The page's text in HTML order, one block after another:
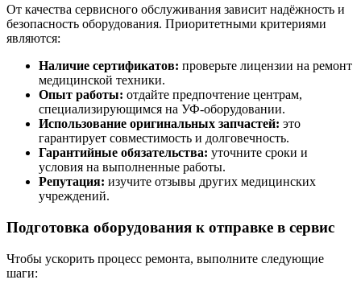
От качества сервисного обслуживания зависит надёжность и
безопасность оборудования. Приоритетными критериями
являются:
Наличие сертификатов: проверьте лицензии на ремонт
медицинской техники.
Опыт работы: отдайте предпочтение центрам,
специализирующимся на УФ-оборудовании.
Использование оригинальных запчастей: это
гарантирует совместимость и долговечность.
Гарантийные обязательства: уточните сроки и
условия на выполненные работы.
Репутация: изучите отзывы других медицинских
учреждений.
Подготовка оборудования к отправке в сервис
Чтобы ускорить процесс ремонта, выполните следующие
шаги: